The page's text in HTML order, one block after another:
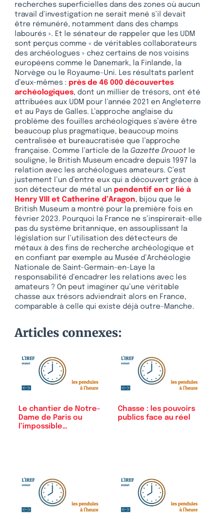
recherches superficielles dans des zones où aucun
travail d’investigation ne serait mené s’il devait
être rémunéré, notamment dans des champs
labourés ». Et le sénateur de rappeler que les UDM
sont perçus comme « de véritables collaborateurs
des archéologues » chez certains de nos voisins
européens comme le Danemark, la Finlande, la
Norvège ou le Royaume-Uni. Les résultats parlent
d’eux-mêmes : près de 46 000 découvertes
archéologiques, dont un millier de trésors, ont été
attribuées aux UDM pour l’année 2021 en Angleterre
et au Pays de Galles. L’approche anglaise du
problème des fouilles archéologiques s’avère être
beaucoup plus pragmatique, beaucoup moins
centralisée et bureaucratisée que l’approche
française. Comme l’article de la Gazette Drouot le
souligne, le British Museum encadre depuis 1997 la
relation avec les archéologues amateurs. C’est
justement l’un d’entre eux qui a découvert grâce à
son détecteur de métal un pendentif en or lié à
Henry VIII et Catherine d’Aragon, bijou que le
British Museum a montré pour la première fois en
février 2023. Pourquoi la France ne s’inspirerait-elle
pas du système britannique, en assouplissant la
législation sur l’utilisation des détecteurs de
métaux à des fins de recherche archéologique et
en confiant par exemple au Musée d’Archéologie
Nationale de Saint-Germain-en-Laye la
responsabilité d’encadrer les relations avec les
amateurs ? On peut imaginer qu’une véritable
chasse aux trésors adviendrait alors en France,
comparable à celle qui existe déjà outre-Manche.
Articles connexes:
Le chantier de Notre-
Dame de Paris ou
l’impossible…
Chasse : les pouvoirs
publics face au réel